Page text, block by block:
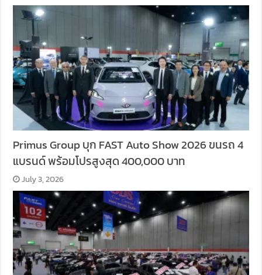
Primus Group บุก FAST Auto Show 2026 ขนรถ 4
แบรนด์ พร้อมโปรสูงสุด 400,000 บาท
July 3, 2026